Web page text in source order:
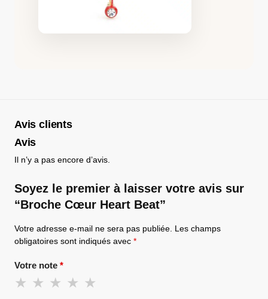
Avis clients
Avis
Il n’y a pas encore d’avis.
Soyez le premier à laisser votre avis sur
“Broche Cœur Heart Beat”
Votre adresse e-mail ne sera pas publiée. Les champs
obligatoires sont indiqués avec *
Votre note *